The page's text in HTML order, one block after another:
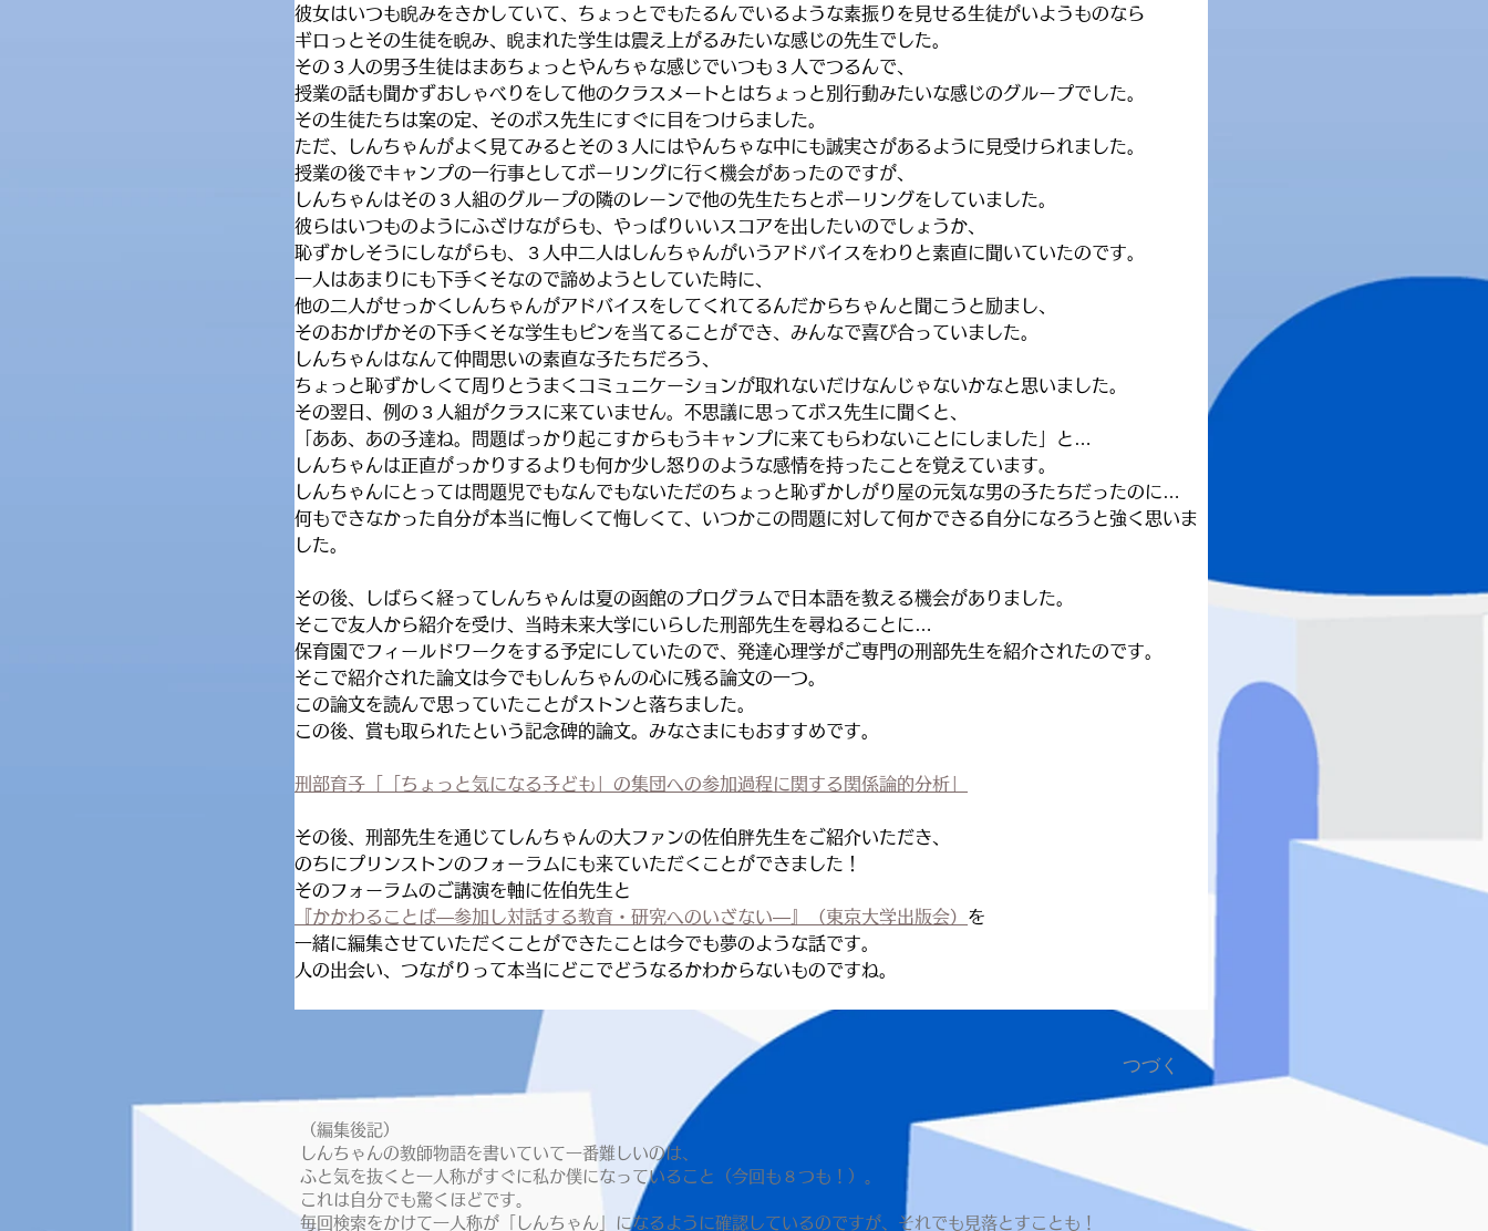
彼女はいつも睨みをきかしていて、ちょっとでもたるんでいるような素振りを見せる生徒がいようものなら
ギロっとその生徒を睨み、睨まれた学生は震え上がるみたいな感じの先生でした。
その３人の男子生徒はまあちょっとやんちゃな感じでいつも３人でつるんで、
授業の話も聞かずおしゃべりをして他のクラスメートとはちょっと別行動みたいな感じのグループでした。
その生徒たちは案の定、そのボス先生にすぐに目をつけらました。
ただ、しんちゃんがよく見てみるとその３人にはやんちゃな中にも誠実さがあるように見受けられました。
授業の後でキャンプの一行事としてボーリングに行く機会があったのですが、
しんちゃんはその３人組のグループの隣のレーンで他の先生たちとボーリングをしていました。
彼らはいつものようにふざけながらも、やっぱりいいスコアを出したいのでしょうか、
恥ずかしそうにしながらも、３人中二人はしんちゃんがいうアドバイスをわりと素直に聞いていたのです。
一人はあまりにも下手くそなので諦めようとしていた時に、
他の二人がせっかくしんちゃんがアドバイスをしてくれてるんだからちゃんと聞こうと励まし、
そのおかげかその下手くそな学生もピンを当てることができ、みんなで喜び合っていました。
しんちゃんはなんて仲間思いの素直な子たちだろう、
ちょっと恥ずかしくて周りとうまくコミュニケーションが取れないだけなんじゃないかなと思いました。
その翌日、例の３人組がクラスに来ていません。不思議に思ってボス先生に聞くと、
「ああ、あの子達ね。問題ばっかり起こすからもうキャンプに来てもらわないことにしました」と…
しんちゃんは正直がっかりするよりも何か少し怒りのような感情を持ったことを覚えています。
しんちゃんにとっては問題児でもなんでもないただのちょっと恥ずかしがり屋の元気な男の子たちだったのに…
何もできなかった自分が本当に悔しくて悔しくて、いつかこの問題に対して何かできる自分になろうと強く思いま
した。
その後、しばらく経ってしんちゃんは夏の函館のプログラムで日本語を教える機会がありました。
そこで友人から紹介を受け、当時未来大学にいらした刑部先生を尋ねることに…
保育園でフィールドワークをする予定にしていたので、発達心理学がご専門の刑部先生を紹介されたのです。
そこで紹介された論文は今でもしんちゃんの心に残る論文の一つ。
この論文を読んで思っていたことがストンと落ちました。
この後、賞も取られたという記念碑的論文。みなさまにもおすすめです。
刑部育子「「ちょっと気になる子ども」の集団への参加過程に関する関係論的分析」
その後、刑部先生を通じてしんちゃんの大ファンの佐伯胖先生をご紹介いただき、
のちにプリンストンのフォーラムにも来ていただくことができました！
そのフォーラムのご講演を軸に佐伯先生と
『かかわることば―参加し対話する教育・研究へのいざない―』（東京大学出版会） を
一緒に編集させていただくことができたことは今でも夢のような話です。
人の出会い、つながりって本当にどこでどうなるかわからないものですね。
つづく
（編集後記）
しんちゃんの教師物語を書いていて一番難しいのは、
ふと気を抜くと一人称がすぐに私か僕になっていること（今回も８つも！）。
これは自分でも驚くほどです。
毎回検索をかけて一人称が「しんちゃん」になるように確認しているのですが、それでも見落とすことも！